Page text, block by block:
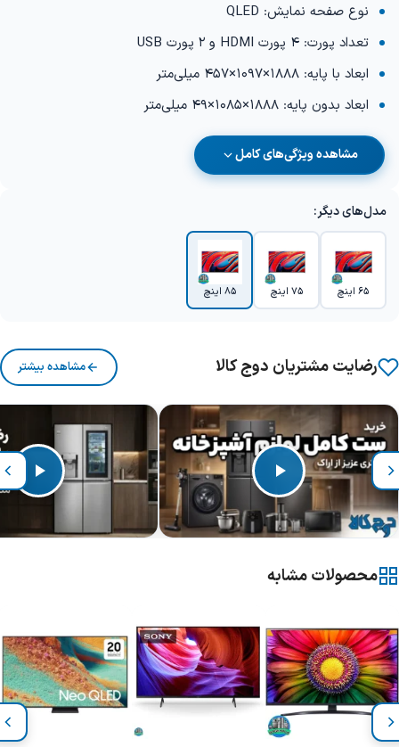
نوع صفحه نمایش: QLED
تعداد پورت: 4 پورت HDMI و 2 پورت USB
ابعاد با پایه: 1888×1097×457 میلی‌متر
ابعاد بدون پایه: 1888×1085×49 میلی‌متر
مشاهده ویژگی‌های کامل
مدل‌های دیگر:
65 اینچ 75 اینچ 85 اینچ
رضایت مشتریان دوج کالا مشاهده بیشتر
محصولات مشابه